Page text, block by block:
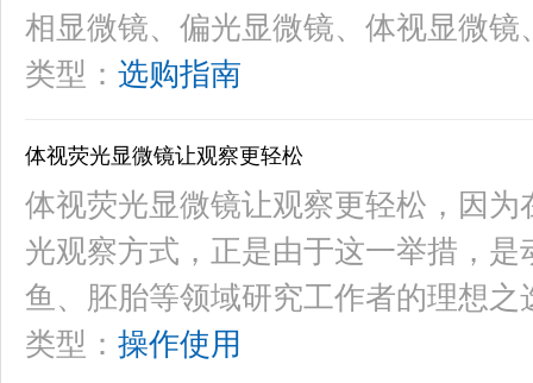
相显微镜、偏光显微镜、体视显微
类型： 选购指南
体视荧光显微镜让观察更轻松
体视荧光显微镜让观察更轻松，因
光观察方式，正是由于这一举措，
鱼、胚胎等领域研究工作者的理想之
类型： 操作使用